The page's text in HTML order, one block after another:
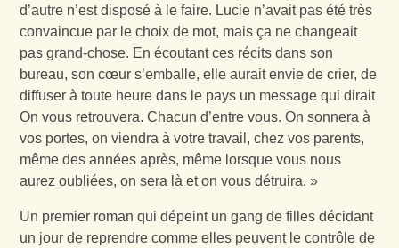
d’autre n’est disposé à le faire. Lucie n’avait pas été très
convaincue par le choix de mot, mais ça ne changeait
pas grand-chose. En écoutant ces récits dans son
bureau, son cœur s’emballe, elle aurait envie de crier, de
diffuser à toute heure dans le pays un message qui dirait
On vous retrouvera. Chacun d’entre vous. On sonnera à
vos portes, on viendra à votre travail, chez vos parents,
même des années après, même lorsque vous nous
aurez oubliées, on sera là et on vous détruira. »
Un premier roman qui dépeint un gang de filles décidant
un jour de reprendre comme elles peuvent le contrôle de